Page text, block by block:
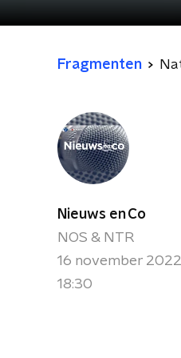
Fragmenten
Nieuws en Co
NOS & NTR
16 november
18:30